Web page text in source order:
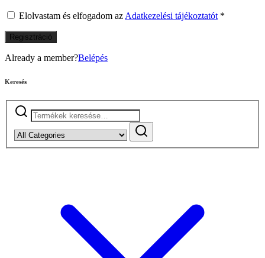
Elolvastam és elfogadom az Adatkezelési tájékoztatót *
Regisztráció
Already a member?Belépés
Keresés
Keresés